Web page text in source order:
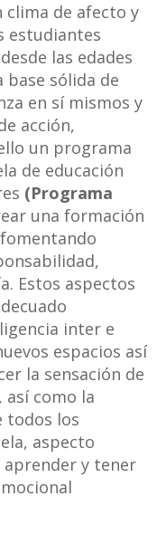
clima de afecto y
estudiantes
las edades
base sólida de
en sí mismos y
acción,
un programa
de educación
(Programa
una formación
Estos aspectos
inter e
espacios así
la sensación de
así como la
todos los
aspecto
y tener